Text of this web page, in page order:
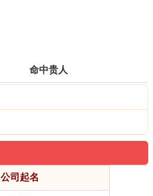
命中贵人
公司起名